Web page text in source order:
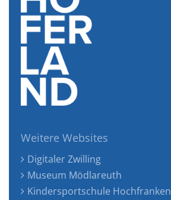
Weitere Websites
Digitaler Zwilling
Museum Mödlareuth
Kindersportschule Hochfranken